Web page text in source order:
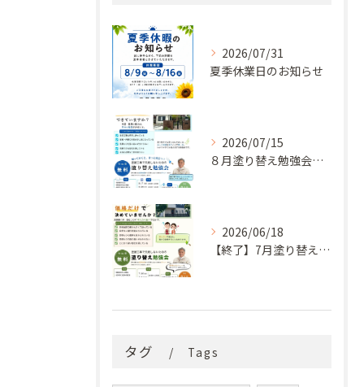
2026/07/31
夏季休業日のお知らせ
2026/07/15
８月塗り替え勉強会開催のお知らせ
2026/06/18
【終了】7月塗り替え勉強会のお知らせ
タグ Tags